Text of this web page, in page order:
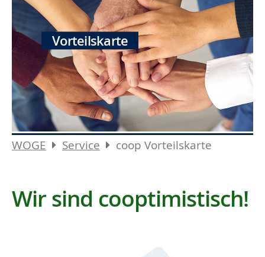
Vorteilskarte
WOGE Service coop Vorteilskarte
Wir sind cooptimistisch!